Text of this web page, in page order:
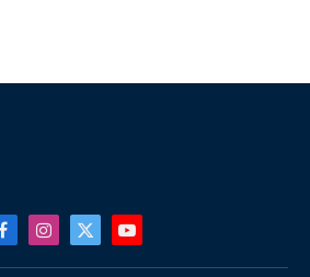
FacebookInstagram
X
(Twitter)
YouTube